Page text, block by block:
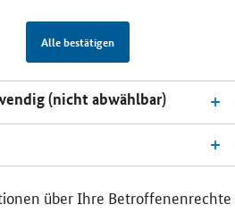
Alle bestätigen
(nicht abwählbar)
über Ihre Betroffenenrechte